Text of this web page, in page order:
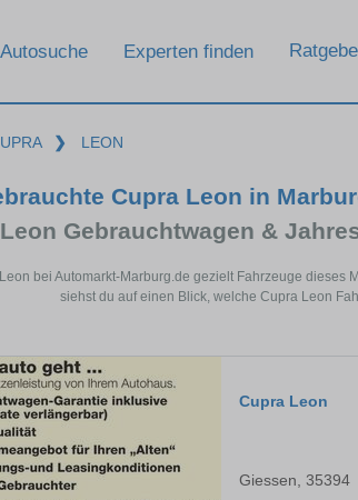
Autosuche Experten finden
❯ LEON
Cupra Leon in
Gebrauchtwagen &
bei Automarkt-Marburg.de gezielt Fahrzeuge
siehst du auf einen Blick, welche Cupra Leon
Cupra Leon
Giessen, 35394